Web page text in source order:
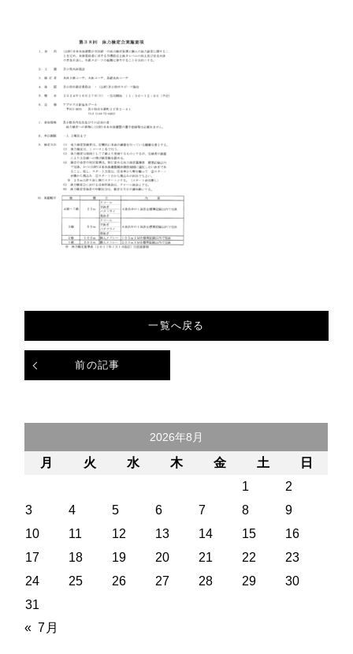
前の記事
一覧へ戻る
2026年8月
月 火 水 木 金 土
日
1
2
3
4 5 6 7 8
9
10
11 12 13 14 15
16
17
18 19 20 21 22
23
24
25 26 27 28 29
30
31
« 7月